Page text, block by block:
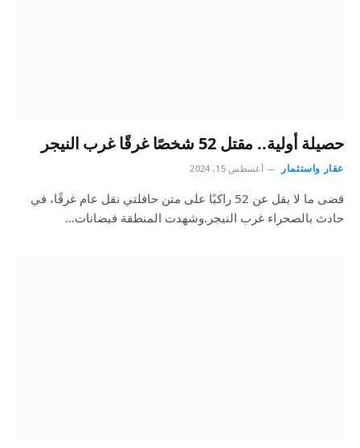
حصيلة أولية.. مقتل 52 شخصًا غرقًا غرب النيجر
عقار واستثمار أغسطس 15, 2024
قضى ما لا يقل عن 52 راكبًا على متن حافلتي نقل عام غرقًا، في
حادث بالصحراء غرب النيجر.وشهدت المنطقة فيضانات…